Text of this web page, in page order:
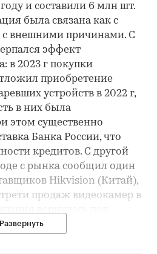
и составили 6 млн шт.
была связана как с
с внешними причинами. С
эффект
в 2023 г покупки
приобретение
устройств в 2022 г,
в них была
этом существенно
Банка России, что
кредитов. С другой
с рынка сообщил один
Hikvision (Китай),
продаж видеокамер в
но на протяжении
Развернуть